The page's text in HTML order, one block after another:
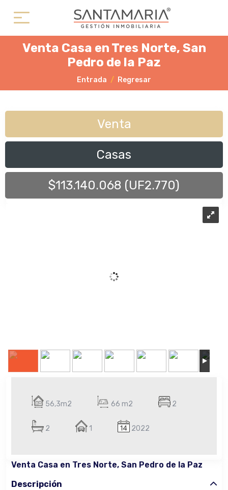
Venta Casa en Tres Norte, San
Pedro de la Paz
Entrada Regresar
Venta
Casas
$113.140.068 (UF2.770)
56,3m2 66 m2 2
2 1 2022
Venta Casa en Tres Norte, San Pedro de la Paz
Descripción